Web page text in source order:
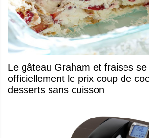
Le gâteau Graham et fraises se mérite
officiellement le prix coup de
desserts sans cuisson